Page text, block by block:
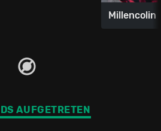
Millencolin
AUFGETRETEN